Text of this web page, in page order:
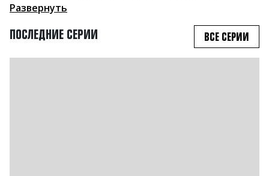
качестве. 2х2 заботится о своем контенте, потому
мы транслируем аниме «Драгон болл Супер». В
сериале Зет Воины стирают память людям о враге
Развернуть
ПОСЛЕДНИЕ СЕРИИ ВСЕ СЕРИИ